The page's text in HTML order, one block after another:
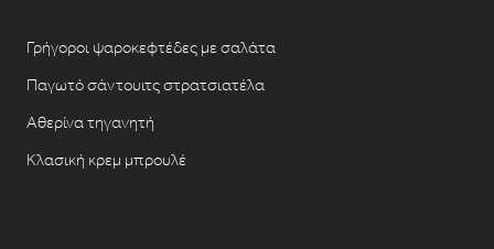
Γρήγοροι ψαροκεφτέδες με σαλάτα
Παγωτό σάντουιτς στρατσιατέλα
Αθερίνα τηγανητή
Κλασική κρεμ μπρουλέ